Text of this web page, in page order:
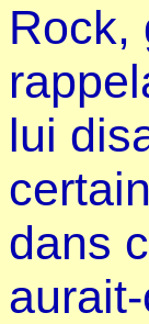
Rock,
lui
dans